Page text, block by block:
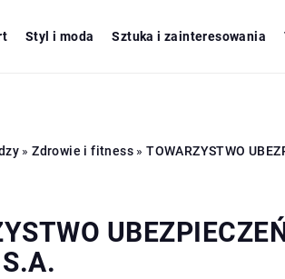
Styl i moda Sztuka i zainteresowania
»Zdrowie i fitness»TOWARZYSTWO